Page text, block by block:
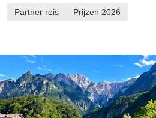
Partner reis Prijzen 2026